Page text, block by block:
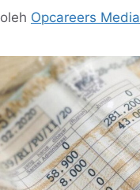
oleh Opcareers Media